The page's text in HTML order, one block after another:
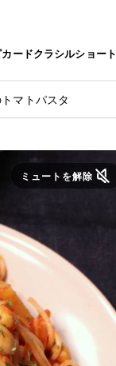
ードクラシルショート
マトパスタ
ミュートを解除